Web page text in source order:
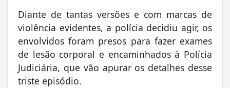
Diante de tantas versões e com marcas de
violência evidentes, a polícia decidiu agir, os
envolvidos foram presos para fazer exames
de lesão corporal e encaminhados à Polícia
Judiciária, que vão apurar os detalhes desse
triste episódio.